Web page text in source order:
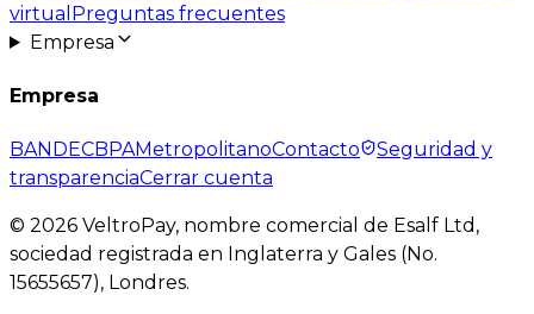
virtual Preguntas frecuentes
Empresa
Empresa
BANDECBPAMetropolitanoContacto
Seguridad y
transparenciaCerrar cuenta
© 2026 VeltroPay, nombre comercial de Esalf Ltd,
sociedad registrada en Inglaterra y Gales (No.
15655657), Londres.